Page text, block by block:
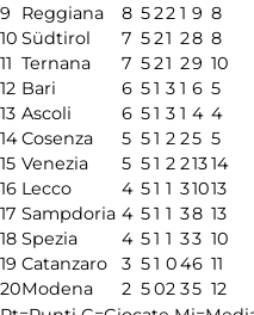
9
Reggiana 8 522 1 9 8
10 Südtirol 7 521 28 8
11 Ternana 7 521 29 10
12 Bari 6 51 3 1 6 5
13 Ascoli 6 51 3 1 4 4
14Cosenza 5 51 2 25 5
15 Venezia 5 51 2 21314
16 Lecco 4 51 1 31013
17 Sampdoria 4 51 1 38 13
18 Spezia 4 51 1 33 10
19 Catanzaro 3 51 046 11
20Modena 2 502 35 12